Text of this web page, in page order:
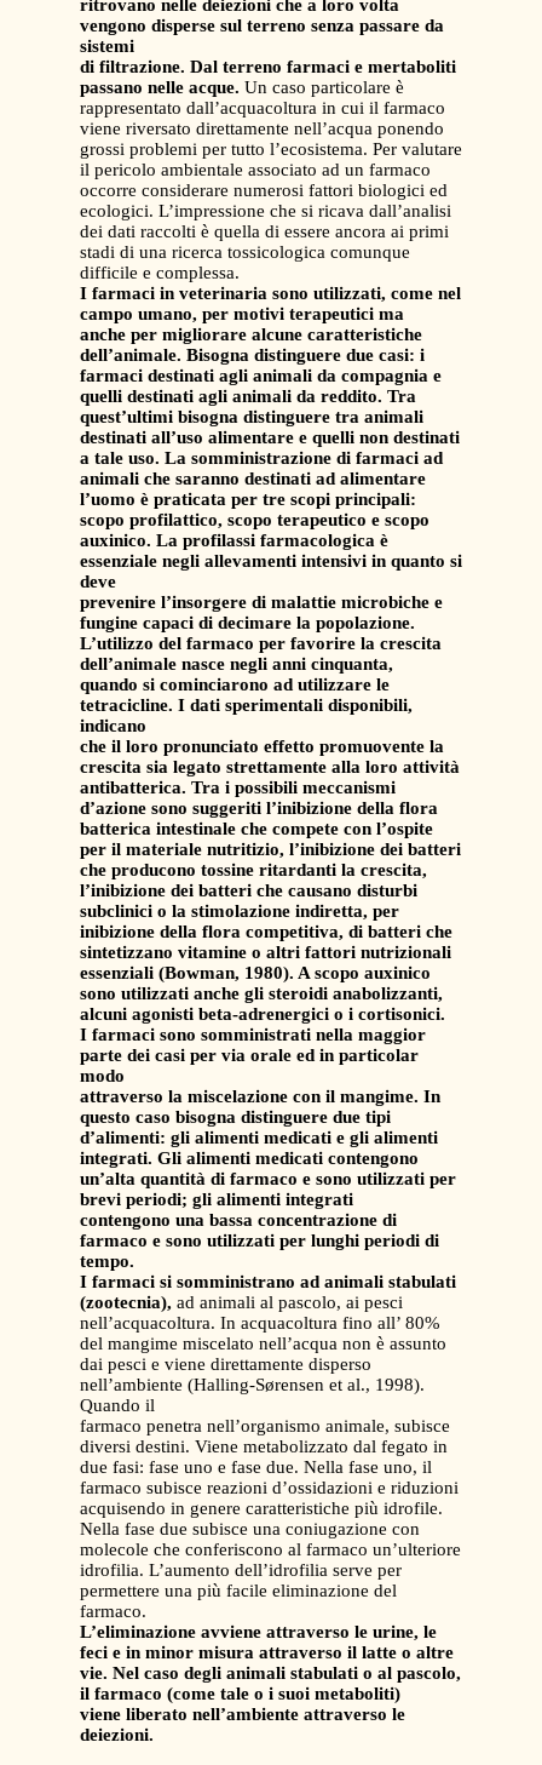
ritrovano nelle deiezioni che a loro volta
vengono disperse sul terreno senza passare da
sistemi
di filtrazione. Dal terreno farmaci e mertaboliti
passano nelle acque. Un caso particolare è
rappresentato dall’acquacoltura in cui il farmaco
viene riversato direttamente nell’acqua ponendo
grossi problemi per tutto l’ecosistema. Per valutare
il pericolo ambientale associato ad un farmaco
occorre considerare numerosi fattori biologici ed
ecologici. L’impressione che si ricava dall’analisi
dei dati raccolti è quella di essere ancora ai primi
stadi di una ricerca tossicologica comunque
difficile e complessa.
I farmaci in veterinaria sono utilizzati, come nel
campo umano, per motivi terapeutici ma
anche per migliorare alcune caratteristiche
dell’animale. Bisogna distinguere due casi: i
farmaci destinati agli animali da compagnia e
quelli destinati agli animali da reddito. Tra
quest’ultimi bisogna distinguere tra animali
destinati all’uso alimentare e quelli non destinati
a tale uso. La somministrazione di farmaci ad
animali che saranno destinati ad alimentare
l’uomo è praticata per tre scopi principali:
scopo profilattico, scopo terapeutico e scopo
auxinico. La profilassi farmacologica è
essenziale negli allevamenti intensivi in quanto si
deve
prevenire l’insorgere di malattie microbiche e
fungine capaci di decimare la popolazione.
L’utilizzo del farmaco per favorire la crescita
dell’animale nasce negli anni cinquanta,
quando si cominciarono ad utilizzare le
tetracicline. I dati sperimentali disponibili,
indicano
che il loro pronunciato effetto promuovente la
crescita sia legato strettamente alla loro attività
antibatterica. Tra i possibili meccanismi
d’azione sono suggeriti l’inibizione della flora
batterica intestinale che compete con l’ospite
per il materiale nutritizio, l’inibizione dei batteri
che producono tossine ritardanti la crescita,
l’inibizione dei batteri che causano disturbi
subclinici o la stimolazione indiretta, per
inibizione della flora competitiva, di batteri che
sintetizzano vitamine o altri fattori nutrizionali
essenziali (Bowman, 1980). A scopo auxinico
sono utilizzati anche gli steroidi anabolizzanti,
alcuni agonisti beta-adrenergici o i cortisonici.
I farmaci sono somministrati nella maggior
parte dei casi per via orale ed in particolar
modo
attraverso la miscelazione con il mangime. In
questo caso bisogna distinguere due tipi
d’alimenti: gli alimenti medicati e gli alimenti
integrati. Gli alimenti medicati contengono
un’alta quantità di farmaco e sono utilizzati per
brevi periodi; gli alimenti integrati
contengono una bassa concentrazione di
farmaco e sono utilizzati per lunghi periodi di
tempo.
I farmaci si somministrano ad animali stabulati
(zootecnia), ad animali al pascolo, ai pesci
nell’acquacoltura. In acquacoltura fino all’ 80%
del mangime miscelato nell’acqua non è assunto
dai pesci e viene direttamente disperso
nell’ambiente (Halling-Sørensen et al., 1998).
Quando il
farmaco penetra nell’organismo animale, subisce
diversi destini. Viene metabolizzato dal fegato in
due fasi: fase uno e fase due. Nella fase uno, il
farmaco subisce reazioni d’ossidazioni e riduzioni
acquisendo in genere caratteristiche più idrofile.
Nella fase due subisce una coniugazione con
molecole che conferiscono al farmaco un’ulteriore
idrofilia. L’aumento dell’idrofilia serve per
permettere una più facile eliminazione del
farmaco.
L’eliminazione avviene attraverso le urine, le
feci e in minor misura attraverso il latte o altre
vie. Nel caso degli animali stabulati o al pascolo,
il farmaco (come tale o i suoi metaboliti)
viene liberato nell’ambiente attraverso le
deiezioni.